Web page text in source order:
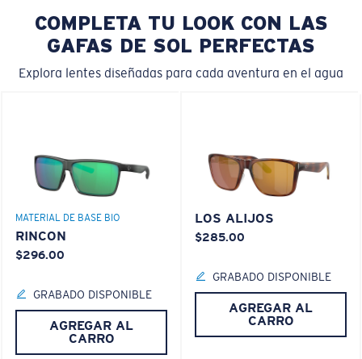
COMPLETA TU LOOK CON LAS
GAFAS DE SOL PERFECTAS
Explora lentes diseñadas para cada aventura en el agua
MATERIAL DE BASE BIO
RINCON
$296.00
GRABADO DISPONIBLE
AGREGAR AL
CARRO
LOS ALIJOS
$285.00
GRABADO DISPONIBLE
AGREGAR AL
CARRO